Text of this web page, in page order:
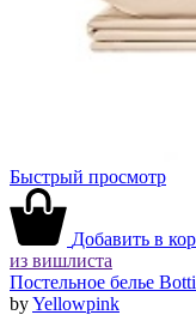
Быстрый просмотр
Добавить в
из вишлиста
Постельное белье
byYellowpink